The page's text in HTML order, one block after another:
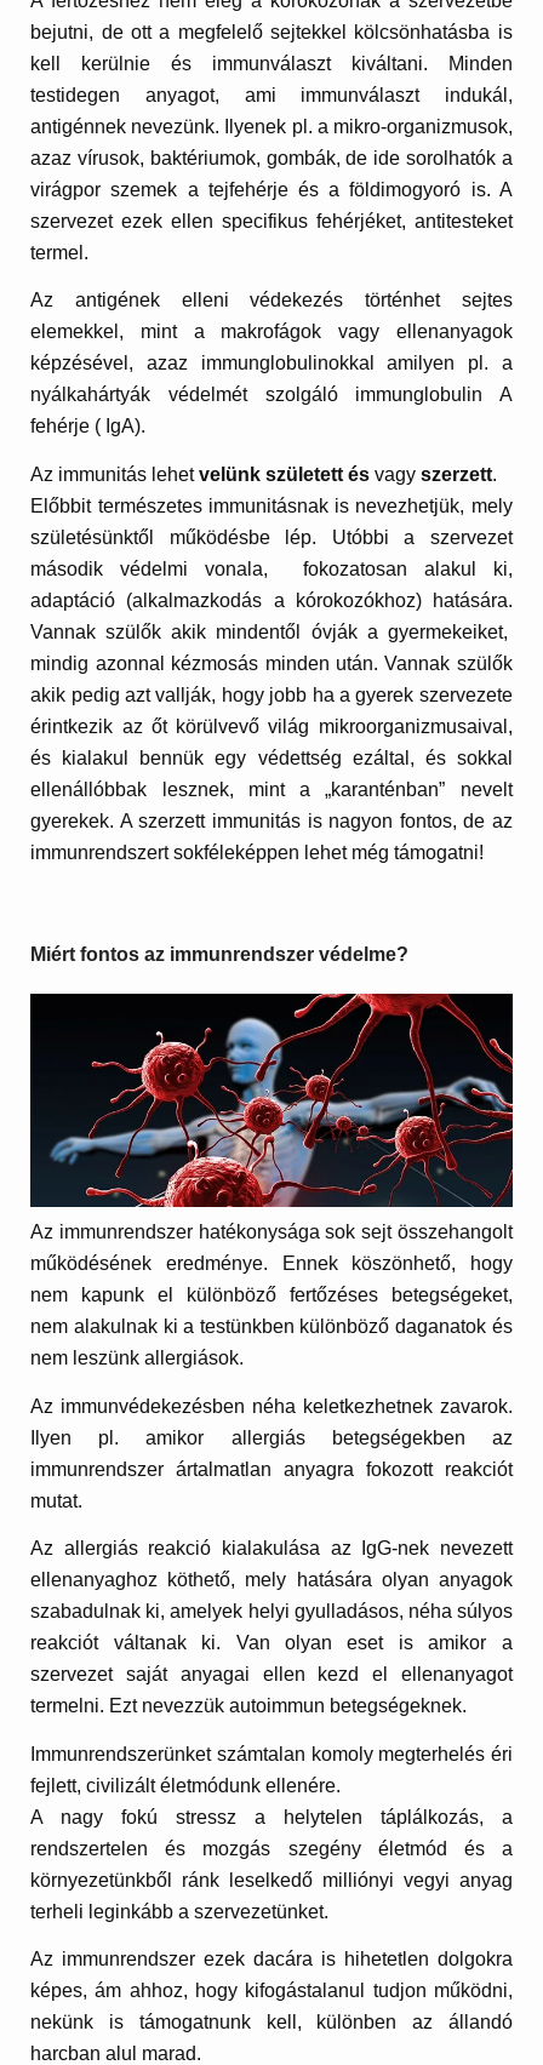
bejutni, de ott a megfelelő sejtekkel kölcsönhatásba is
kell kerülnie és immunválaszt kiváltani. Minden
testidegen anyagot, ami immunválaszt indukál,
antigénnek nevezünk. Ilyenek pl. a mikro-organizmusok,
azaz vírusok, baktériumok, gombák, de ide sorolhatók a
virágpor szemek a tejfehérje és a földimogyoró is. A
szervezet ezek ellen specifikus fehérjéket, antitesteket
termel.
Az antigének elleni védekezés történhet sejtes
elemekkel, mint a makrofágok vagy ellenanyagok
képzésével, azaz immunglobulinokkal amilyen pl. a
nyálkahártyák védelmét szolgáló immunglobulin A
fehérje ( IgA).
Az immunitás lehetvelünk született és vagyszerzett.
Előbbit természetes immunitásnak is nevezhetjük, mely
születésünktől működésbe lép. Utóbbi a szervezet
második védelmi vonala, fokozatosan alakul ki,
adaptáció (alkalmazkodás a kórokozókhoz) hatására.
Vannak szülők akik mindentől óvják a gyermekeiket,
mindig azonnal kézmosás minden után. Vannak szülők
akik pedig azt vallják, hogy jobb ha a gyerek szervezete
érintkezik az őt körülvevő világ mikroorganizmusaival,
és kialakul bennük egy védettség ezáltal, és sokkal
ellenállóbbak lesznek, mint a „karanténban” nevelt
gyerekek. A szerzett immunitás is nagyon fontos, de az
immunrendszert sokféleképpen lehet még támogatni!
Miért fontos az immunrendszer védelme?
Az immunrendszer hatékonysága sok sejt összehangolt
működésének eredménye. Ennek köszönhető, hogy
nem kapunk el különböző fertőzéses betegségeket,
nem alakulnak ki a testünkben különböző daganatok és
nem leszünk allergiások.
Az immunvédekezésben néha keletkezhetnek zavarok.
Ilyen pl. amikor allergiás betegségekben az
immunrendszer ártalmatlan anyagra fokozott reakciót
mutat.
Az allergiás reakció kialakulása az IgG-nek nevezett
ellenanyaghoz köthető, mely hatására olyan anyagok
szabadulnak ki, amelyek helyi gyulladásos, néha súlyos
reakciót váltanak ki. Van olyan eset is amikor a
szervezet saját anyagai ellen kezd el ellenanyagot
termelni. Ezt nevezzük autoimmun betegségeknek.
Immunrendszerünket számtalan komoly megterhelés éri
fejlett, civilizált életmódunk ellenére.
A nagy fokú stressz a helytelen táplálkozás, a
rendszertelen és mozgás szegény életmód és a
környezetünkből ránk leselkedő milliónyi vegyi anyag
terheli leginkább a szervezetünket.
Az immunrendszer ezek dacára is hihetetlen dolgokra
képes, ám ahhoz, hogy kifogástalanul tudjon működni,
nekünk is támogatnunk kell, különben az állandó
harcban alul marad.